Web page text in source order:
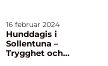
element i
beskyttelsen af
private hjem,
virksomheder og det
16 februar 2024
Hunddagis i
Sollentuna –
Trygghet och